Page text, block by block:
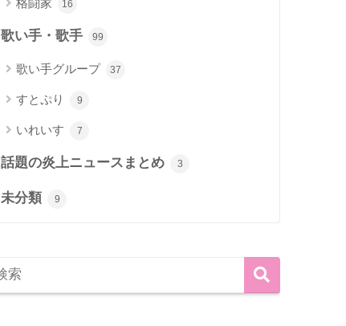
格闘家 16
歌い手・歌手 99
歌い手グループ 37
すとぷり 9
いれいす 7
話題の炎上ニュースまとめ 3
未分類 9